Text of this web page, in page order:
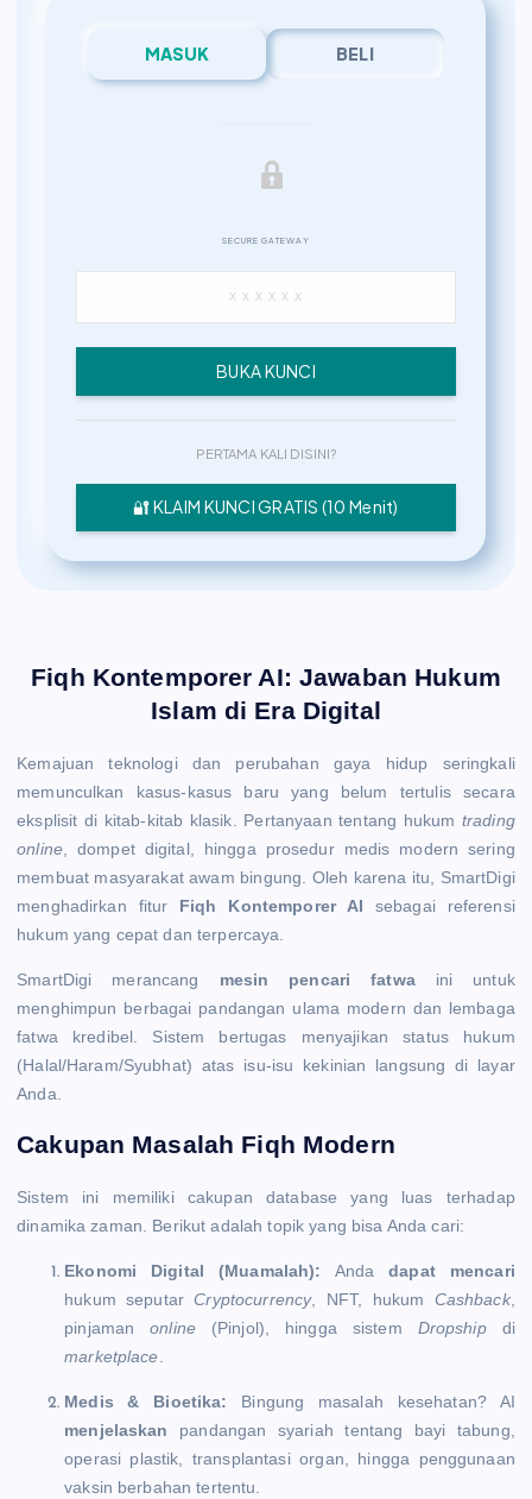
MASUK BELI
SECURE GATEWAY
BUKA KUNCI
PERTAMA KALI DISINI?
🔐 KLAIM KUNCI GRATIS (10 Menit)
Fiqh Kontemporer AI: Jawaban Hukum
Islam di Era Digital
Kemajuan teknologi dan perubahan gaya hidup seringkali
memunculkan kasus-kasus baru yang belum tertulis secara
eksplisit di kitab-kitab klasik. Pertanyaan tentang hukum trading
online, dompet digital, hingga prosedur medis modern sering
membuat masyarakat awam bingung. Oleh karena itu, SmartDigi
menghadirkan fitur Fiqh Kontemporer AI sebagai referensi
hukum yang cepat dan terpercaya.
SmartDigi merancang mesin pencari fatwaini untuk
menghimpun berbagai pandangan ulama modern dan lembaga
fatwa kredibel. Sistem bertugas menyajikan status hukum
(Halal/Haram/Syubhat) atas isu-isu kekinian langsung di layar
Anda.
Cakupan Masalah Fiqh Modern
Sistem ini memiliki cakupan database yang luas terhadap
dinamika zaman. Berikut adalah topik yang bisa Anda cari:
Ekonomi Digital (Muamalah): Andadapat mencari
hukum seputarCryptocurrency, NFT, hukum Cashback,
pinjamanonline(Pinjol), hingga sistem Dropshipdi
marketplace
Medis & Bioetika: Bingung masalah kesehatan? AI
menjelaskan
pandangan syariah tentang bayi tabung,
operasi plastik, transplantasi organ, hingga penggunaan
vaksin berbahan tertentu.